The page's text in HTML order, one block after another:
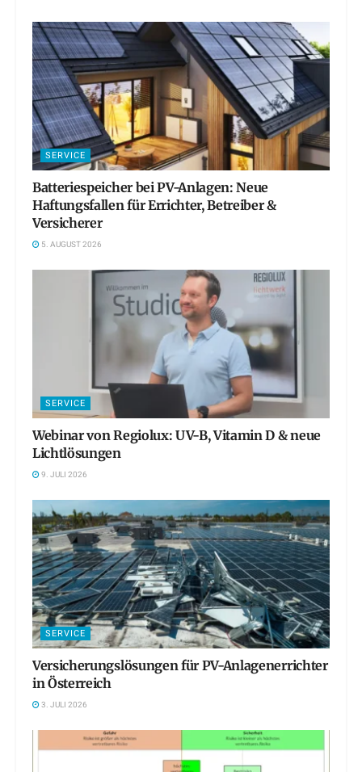
SERVICE
Batteriespeicher bei PV-Anlagen: Neue
Haftungsfallen für Errichter, Betreiber &
Versicherer
5. AUGUST 2026
SERVICE
Webinar von Regiolux: UV-B, Vitamin D & neue
Lichtlösungen
9. JULI 2026
SERVICE
Versicherungslösungen für PV-Anlagenerrichter
in Österreich
3. JULI 2026